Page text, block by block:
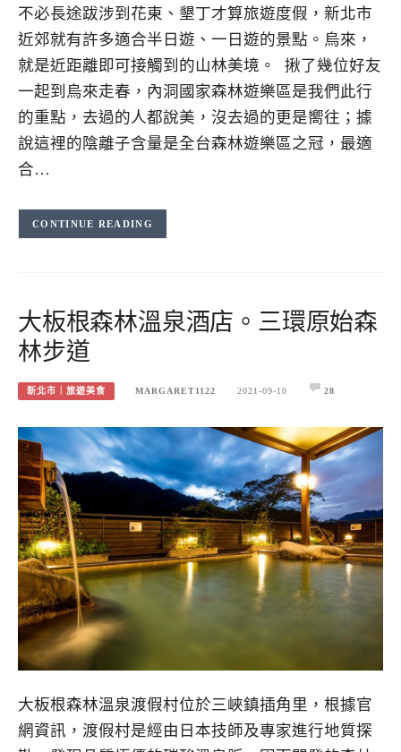
不必長途跋涉到花東、墾丁才算旅遊度假，新北市
近郊就有許多適合半日遊、一日遊的景點。烏來，
就是近距離即可接觸到的山林美境。 揪了幾位好友
一起到烏來走春，內洞國家森林遊樂區是我們此行
的重點，去過的人都說美，沒去過的更是嚮往；據
說這裡的陰離子含量是全台森林遊樂區之冠，最適
合…
CONTINUE READING
大板根森林溫泉酒店。三環原始森
林步道
新北市｜旅遊美食 MARGARET1122 2021-09-10 28
大板根森林溫泉渡假村位於三峽鎮插角里，根據官
網資訊，渡假村是經由日本技師及專家進行地質探